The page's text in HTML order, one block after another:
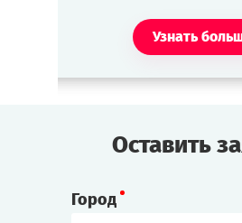
Узнать
Оставить
Город